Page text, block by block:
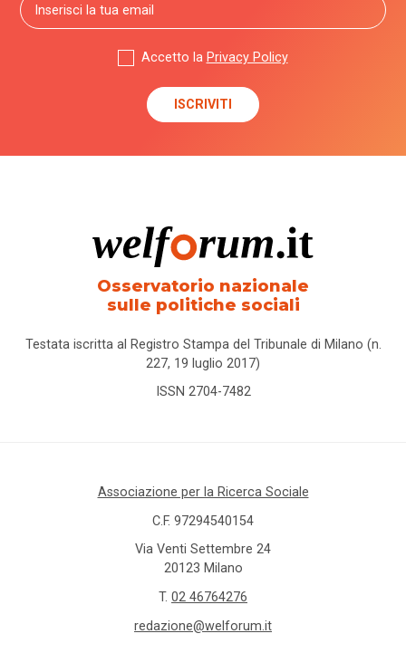
Accetto la Privacy Policy
Osservatorio nazionale
sulle politiche sociali
Testata iscritta al Registro Stampa del Tribunale di Milano (n.
227, 19 luglio 2017)
ISSN 2704-7482
Associazione per la Ricerca Sociale
C.F. 97294540154
Via Venti Settembre 24
20123 Milano
T. 02 46764276
redazione@welforum.it